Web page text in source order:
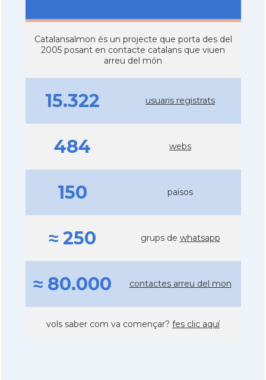
Catalansalmon és un projecte que porta des del
2005 posant en contacte catalans que viuen
arreu del món
15.322 usuaris registrats
484 webs
150 països
≈ 250 grups de whatsapp
≈ 80.000 contactes arreu del mon
vols saber com va començar? fes clic aquí